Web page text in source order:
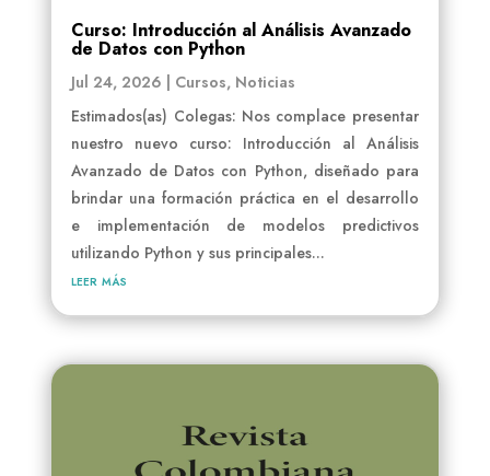
Curso: Introducción al Análisis Avanzado
de Datos con Python
Jul 24, 2026 Cursos, Noticias
Estimados(as) Colegas: Nos complace presentar
nuestro nuevo curso: Introducción al Análisis
Avanzado de Datos con Python, diseñado para
brindar una formación práctica en el desarrollo
e implementación de modelos predictivos
utilizando Python y sus principales...
leer más